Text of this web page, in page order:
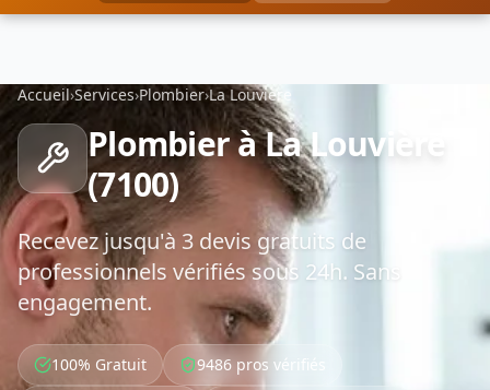
Accueil›Services›Plombier›La Louvière
Plombier à La Louvière
(7100)
Recevez jusqu'à 3 devis gratuits de
professionnels vérifiés sous 24h. Sans
engagement.
100% Gratuit
9486 pros vérifiés